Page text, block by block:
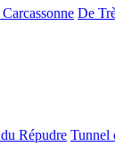
De
Répudre Tunnel